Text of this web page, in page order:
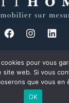
des Brotteaux, 69006
04 37 24 08 89
Formulaire de contact
pour vous
site web. Si vous
que vous en
OK